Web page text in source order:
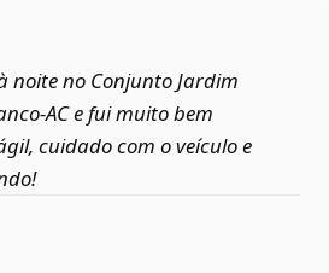
noite no Conjunto Jardim
e fui muito bem
cuidado com o veículo e